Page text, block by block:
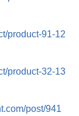
product-91-12
product-32-13
post/941